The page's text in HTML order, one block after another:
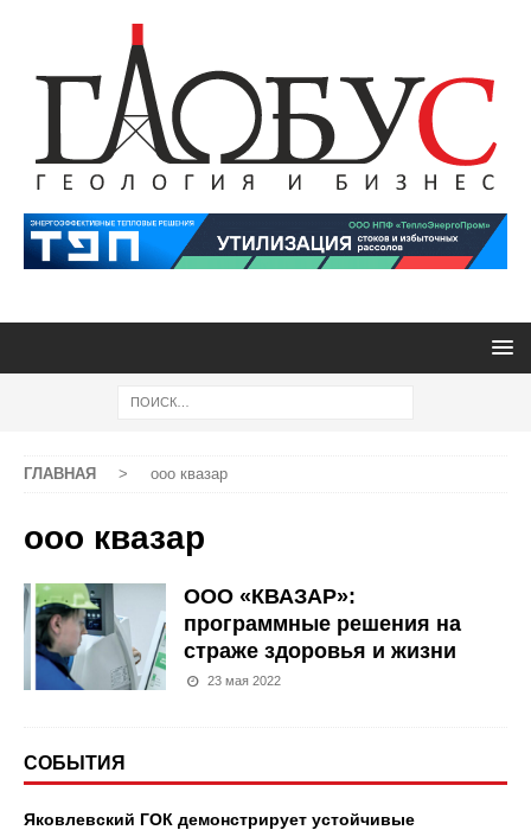
ГЛАВНАЯ > ооо квазар
ооо квазар
ООО «КВАЗАР»:
программные решения на
страже здоровья и жизни
23 мая 2022
СОБЫТИЯ
Яковлевский ГОК демонстрирует устойчивые